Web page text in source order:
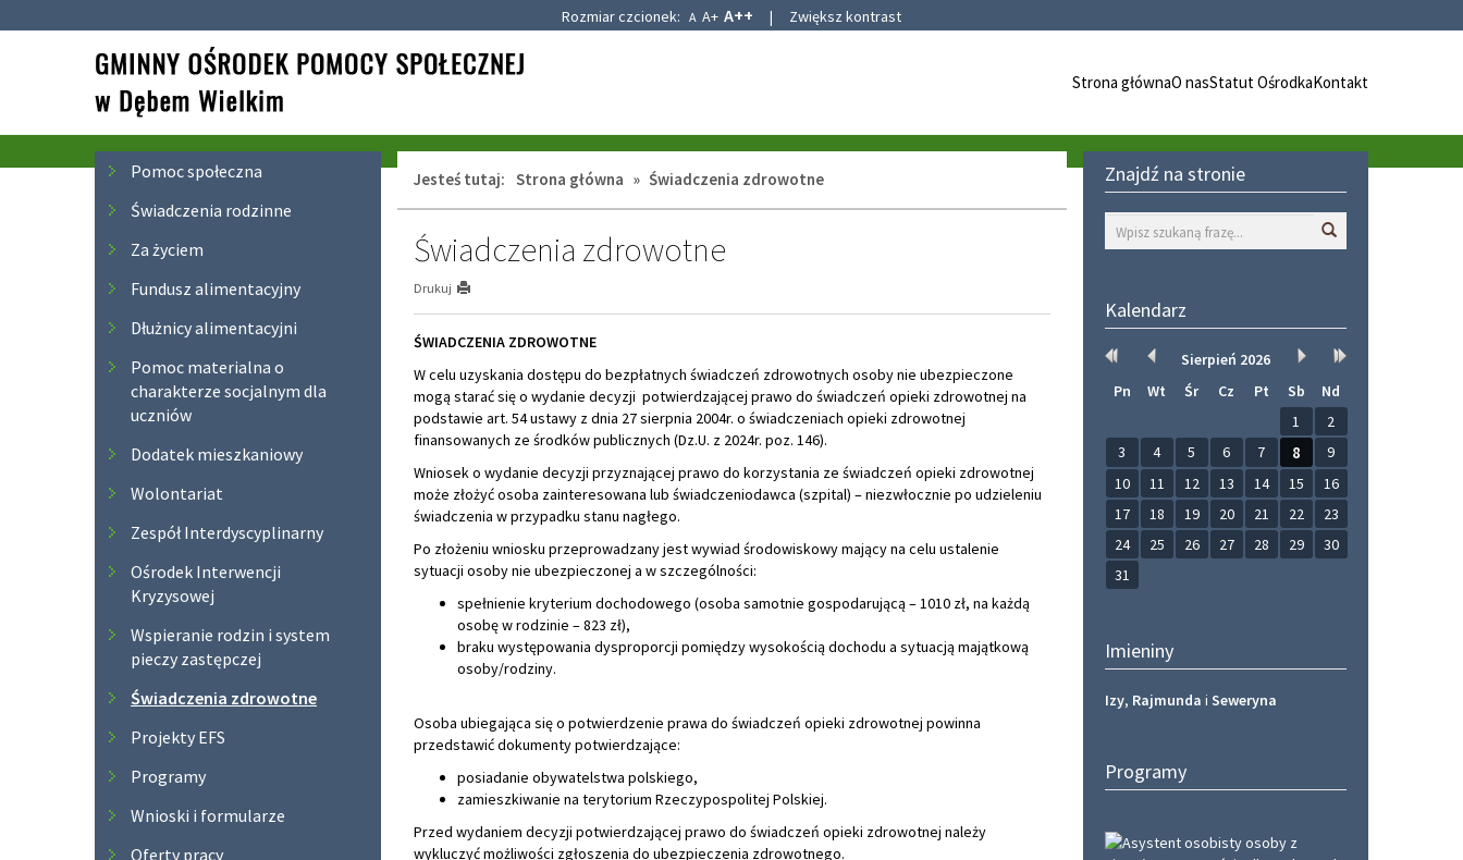
Rozmiar czcionek: A A+ A++ | Zwiększ kontrast
Strona głównaO nasStatut OśrodkaKontakt
MenuPomoc społeczna
Świadczenia rodzinne
Za życiem
Fundusz alimentacyjny
Dłużnicy alimentacyjni
Pomoc materialna o
charakterze socjalnym dla
uczniów
Dodatek mieszkaniowy
Wolontariat
Zespół Interdyscyplinarny
Ośrodek Interwencji
Kryzysowej
Wspieranie rodzin i system
pieczy zastępczej
Świadczenia zdrowotne
Projekty EFS
Programy
Wnioski i formularze
Oferty pracy
Jesteś tutaj: Strona główna » Świadczenia zdrowotne
Świadczenia zdrowotne
Drukuj
ŚWIADCZENIA ZDROWOTNE
W celu uzyskania dostępu do bezpłatnych świadczeń zdrowotnych osoby nie ubezpieczone
mogą starać się o wydanie decyzji potwierdzającej prawo do świadczeń opieki zdrowotnej na
podstawie art. 54 ustawy z dnia 27 sierpnia 2004r. o świadczeniach opieki zdrowotnej
finansowanych ze środków publicznych (Dz.U. z 2024r. poz. 146).
Wniosek o wydanie decyzji przyznającej prawo do korzystania ze świadczeń opieki zdrowotnej
może złożyć osoba zainteresowana lub świadczeniodawca (szpital) – niezwłocznie po udzieleniu
świadczenia w przypadku stanu nagłego.
Po złożeniu wniosku przeprowadzany jest wywiad środowiskowy mający na celu ustalenie
sytuacji osoby nie ubezpieczonej a w szczególności:
spełnienie kryterium dochodowego (osoba samotnie gospodarującą – 1010 zł, na każdą
osobę w rodzinie – 823 zł),
braku występowania dysproporcji pomiędzy wysokością dochodu a sytuacją majątkową
osoby/rodziny.
Osoba ubiegająca się o potwierdzenie prawa do świadczeń opieki zdrowotnej powinna
przedstawić dokumenty potwierdzające:
posiadanie obywatelstwa polskiego,
zamieszkiwanie na terytorium Rzeczypospolitej Polskiej.
Przed wydaniem decyzji potwierdzającej prawo do świadczeń opieki zdrowotnej należy
wykluczyć możliwości zgłoszenia do ubezpieczenia zdrowotnego.
Znajdź na stronie
Kalendarz
Rok
Miesiąc
wcześniej
Sierpień 2026
Miesiąc
Rok
Pn Wt Śr Cz Pt Sb
Nd
1
2
3
4 5 6 7 8
9
10
11 12 13 14 15
16
17
18 19 20 21 22
23
24
25 26 27 28 29
30
31
Imieniny
Izy, Rajmunda i Seweryna
Programy